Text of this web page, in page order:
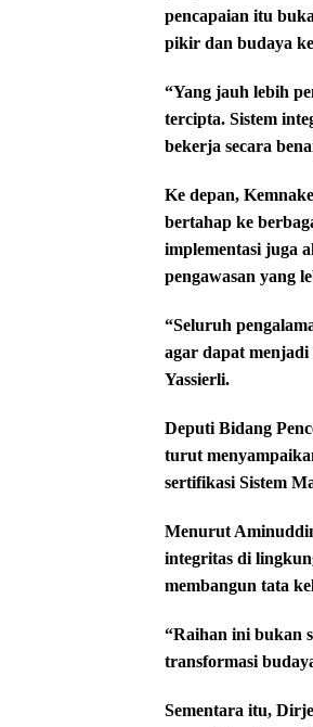
pencapaian itu
pikir dan budaya
“Yang jauh lebih
tercipta. Sistem
bekerja secara
Ke depan,
bertahap ke
implementasi juga
pengawasan yang
“Seluruh
agar dapat menjadi
Yassierli.
Deputi Bidang
turut
sertifikasi Sistem
Menurut
integritas di
membangun tata
“Raihan ini bukan
transformasi
Sementara itu,